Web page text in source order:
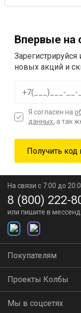
Впервые на
Зарегистрируйся
новых акций и
Я согласен на
данных, а так
На связи с 7:00 до
8 (800) 222-
или пишите в
Покупателям
Проекты Колбы
Мы в соцсетях